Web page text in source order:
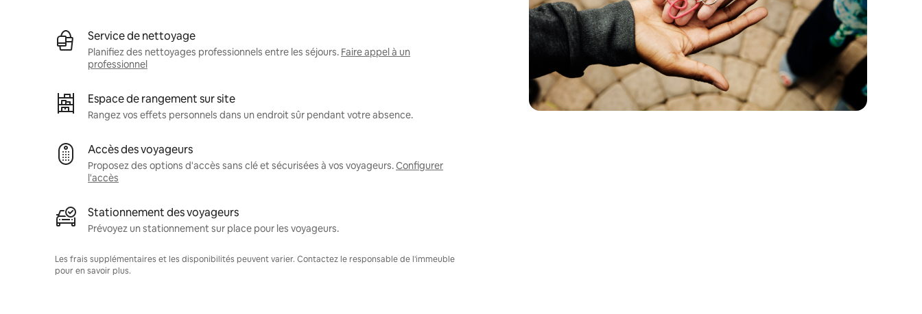
Service de nettoyage
Planifiez des nettoyages professionnels entre les séjours. Faire appel à un
professionnel
Espace de rangement sur site
Rangez vos effets personnels dans un endroit sûr pendant votre absence.
Accès des voyageurs
Proposez des options d'accès sans clé et sécurisées à vos voyageurs.Configurer
l'accès
Stationnement des voyageurs
Prévoyez un stationnement sur place pour les voyageurs.
Les frais supplémentaires et les disponibilités peuvent varier. Contactez le responsable de l'immeuble
pour en savoir plus.